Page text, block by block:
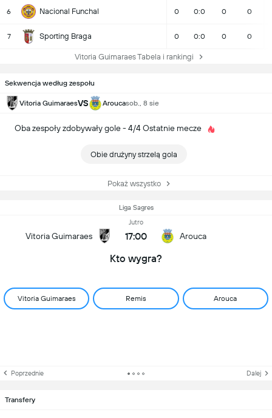
6 Nacional Funchal 0 0:0 0 0
7 Sporting Braga 0 0:0 0 0
Vitoria Guimaraes Tabela i rankingi
Sekwencja według zespołu
Vitoria GuimaraesVS Aroucasob., 8 sie
Oba zespoły zdobywały gole - 4/4 Ostatnie mecze
Obie drużyny strzelą gola
Pokaż wszystko
Liga Sagres
Vitoria Guimaraes
Jutro
17:00 Arouca
Kto wygra?
Vitoria Guimaraes Remis Arouca
Poprzednie Dalej
Transfery